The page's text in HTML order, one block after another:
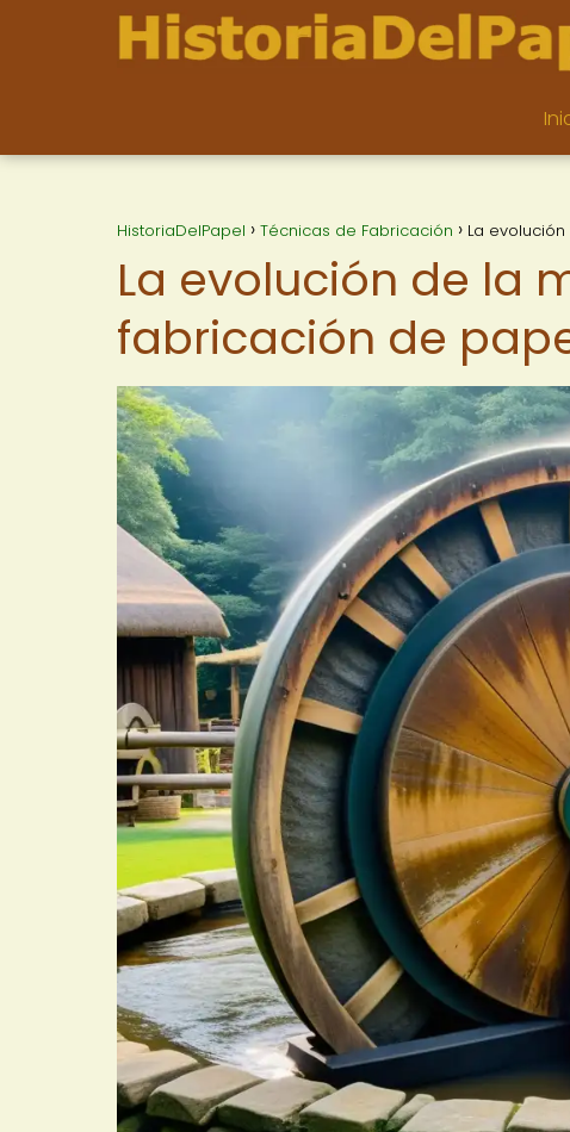
HistoriaDelPapel Técnicas de Fabricación La
La evolución de la
fabricación de